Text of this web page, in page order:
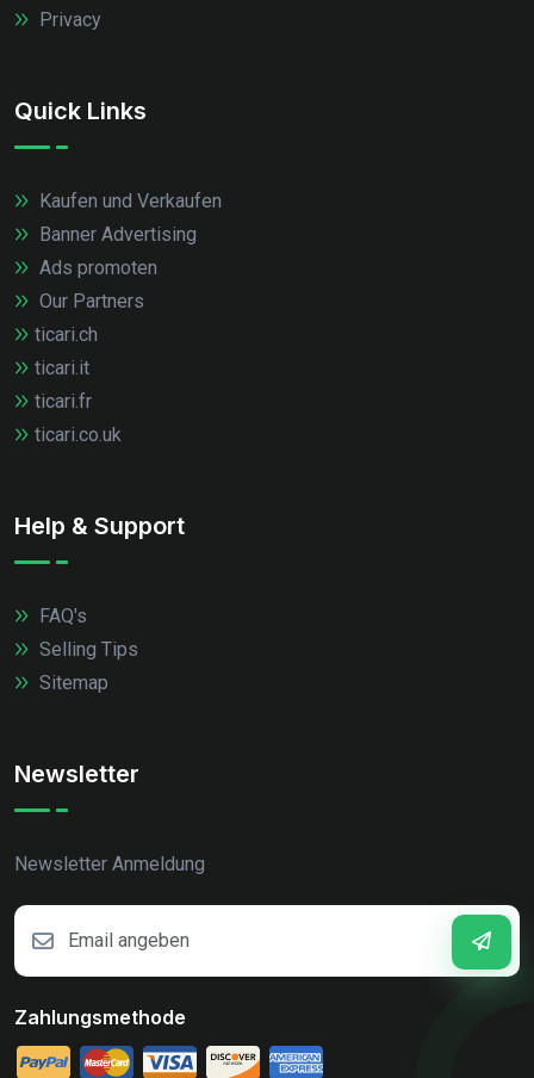
Privacy
Quick Links
Kaufen und Verkaufen
Banner Advertising
Ads promoten
Our Partners
ticari.ch
ticari.it
ticari.fr
ticari.co.uk
Help & Support
FAQ's
Selling Tips
Sitemap
Newsletter
Newsletter Anmeldung
Zahlungsmethode